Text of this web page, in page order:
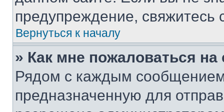
предупреждение,
Вернуться к началу
» Как мне пожаловаться
Рядом с каждым сообщением
предназначенную для